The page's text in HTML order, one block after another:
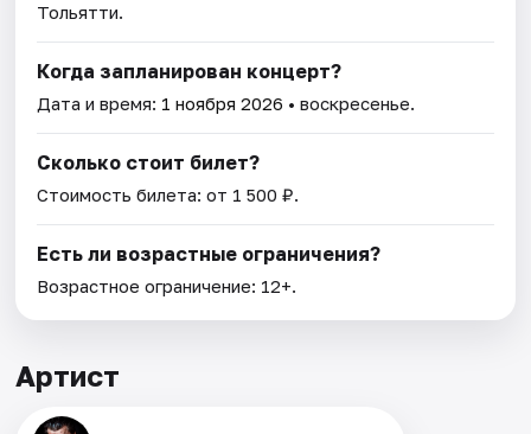
Тольятти.
Когда запланирован концерт?
Дата и время: 1 ноября 2026 • воскресенье.
Сколько стоит билет?
Стоимость билета: от 1 500 ₽.
Есть ли возрастные ограничения?
Возрастное ограничение: 12+.
Артист